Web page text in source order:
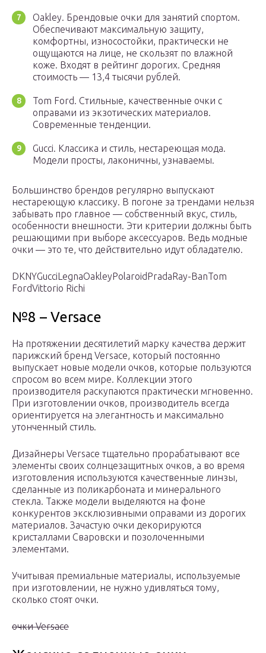
Oakley. Брендовые очки для занятий спортом.
Обеспечивают максимальную защиту,
комфортны, износостойки, практически не
ощущаются на лице, не скользят по влажной
коже. Входят в рейтинг дорогих. Средняя
стоимость — 13,4 тысячи рублей.
Tom Ford. Стильные, качественные очки с
оправами из экзотических материалов.
Современные тенденции.
Gucci. Классика и стиль, нестареющая мода.
Модели просты, лаконичны, узнаваемы.
Большинство брендов регулярно выпускают
нестареющую классику. В погоне за трендами нельзя
забывать про главное — собственный вкус, стиль,
особенности внешности. Эти критерии должны быть
решающими при выборе аксессуаров. Ведь модные
очки — это те, что действительно идут обладателю.
DKNYGucciLegnaOakleyPolaroidPradaRay-BanTom
FordVittorio Richi
№8 – Versace
На протяжении десятилетий марку качества держит
парижский бренд Versace, который постоянно
выпускает новые модели очков, которые пользуются
спросом во всем мире. Коллекции этого
производителя раскупаются практически мгновенно.
При изготовлении очков, производитель всегда
ориентируется на элегантность и максимально
утонченный стиль.
Дизайнеры Versace тщательно прорабатывают все
элементы своих солнцезащитных очков, а во время
изготовления используются качественные линзы,
сделанные из поликарбоната и минерального
стекла. Также модели выделяются на фоне
конкурентов эксклюзивными оправами из дорогих
материалов. Зачастую очки декорируются
кристаллами Сваровски и позолоченными
элементами.
Учитывая премиальные материалы, используемые
при изготовлении, не нужно удивляться тому,
сколько стоят очки.
очки Versace